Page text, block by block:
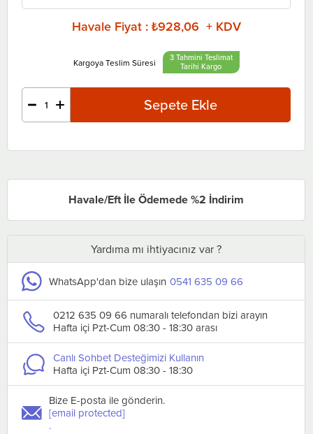
Havale Fiyat : ₺928,06 + KDV
3 Tahmini Teslimat
Tarihi
Havale/Eft İle Ödemede %2 İndirim
Yardıma mı ihtiyacınız var ?
WhatsApp'dan bize ulaşın 0541 635 09 66
0212 635 09 66 numaralı telefondan bizi arayın
Hafta içi Pzt-Cum 08:30 - 18:30 arası
Canlı Sohbet Desteğimizi Kullanın
Hafta içi Pzt-Cum 08:30 - 18:30
Bize E-posta ile gönderin.
[email protected]
.